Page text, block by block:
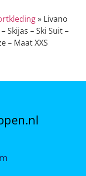
» Livano
Skijas – Ski Suit –
– Maat XXS